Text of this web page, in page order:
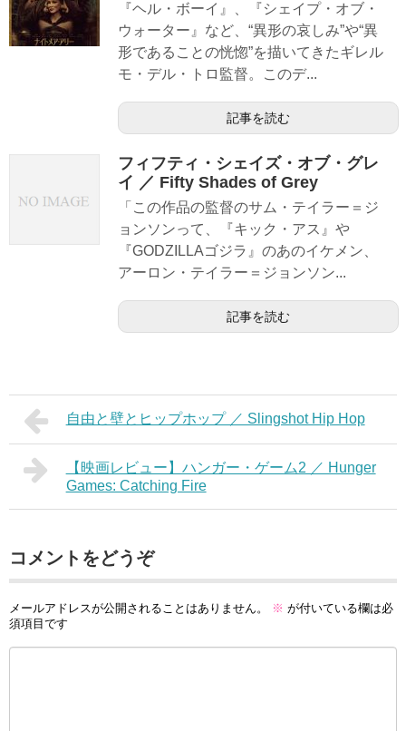
『ヘル・ボーイ』、『シェイプ・オブ・
ウォーター』など、“異形の哀しみ”や“異
形であることの恍惚”を描いてきたギレル
モ・デル・トロ監督。このデ...
記事を読む
フィフティ・シェイズ・オブ・グレ
イ ／ Fifty Shades of Grey
「この作品の監督のサム・テイラー＝ジ
ョンソンって、『キック・アス』や
『GODZILLAゴジラ』のあのイケメン、
アーロン・テイラー＝ジョンソン...
記事を読む
自由と壁とヒップホップ ／ Slingshot Hip Hop
【映画レビュー】ハンガー・ゲーム2 ／ Hunger
Games: Catching Fire
コメントをどうぞ
メールアドレスが公開されることはありません。 ※ が付いている欄は必
須項目です